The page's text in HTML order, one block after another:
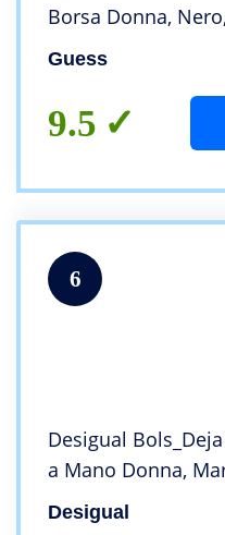
Borsa Donna,
Guess
9.5
6
Desigual
a Mano Donna,
Desigual